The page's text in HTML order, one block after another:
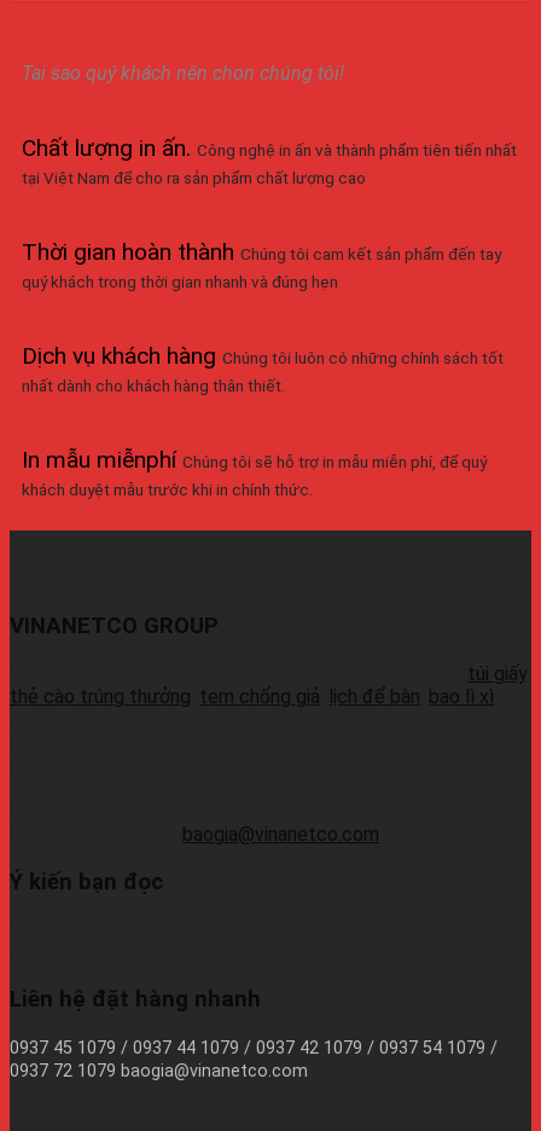
Tại sao quý khách nên chọn chúng tôi!
Chất lượng in ấn. Công nghệ in ấn và thành phẩm tiên tiến nhất
tại Việt Nam để cho ra sản phẩm chất lượng cao
Thời gian hoàn thành Chúng tôi cam kết sản phẩm đến tay
quý khách trong thời gian nhanh và đúng hẹn
Dịch vụ khách hàng Chúng tôi luôn có những chính sách tốt
nhất dành cho khách hàng thân thiết.
In mẫu miễnphí Chúng tôi sẽ hỗ trợ in mẫu miễn phí, để quý
khách duyệt mẫu trước khi in chính thức.
VINANETCO GROUP
túi giấy
thẻ cào trúng thưởng tem chống giả lịch để bàn bao lì xì
baogia@vinanetco.com
Ý kiến bạn đọc
Liên hệ đặt hàng nhanh
0937 45 1079 / 0937 44 1079 / 0937 42 1079 / 0937 54 1079 /
0937 72 1079 baogia@vinanetco.com